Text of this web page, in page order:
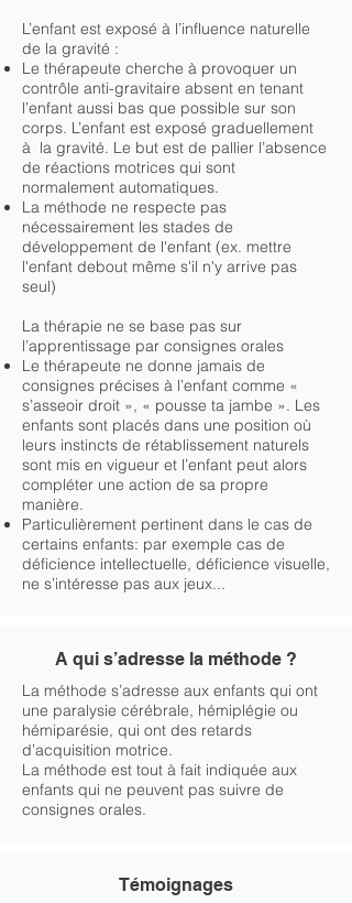
L’enfant est exposé à l’influence naturelle
de la gravité :
Le thérapeute cherche à provoquer un
contrôle anti-gravitaire absent en tenant
l’enfant aussi bas que possible sur son
corps. L’enfant est exposé graduellement
à la gravité. Le but est de pallier l’absence
de réactions motrices qui sont
normalement automatiques.
La méthode ne respecte pas
nécessairement les stades de
développement de l'enfant (ex. mettre
l'enfant debout même s'il n'y arrive pas
seul)
La thérapie ne se base pas sur
l’apprentissage par consignes orales
Le thérapeute ne donne jamais de
consignes précises à l’enfant comme «
s’asseoir droit », « pousse ta jambe ». Les
enfants sont placés dans une position où
leurs instincts de rétablissement naturels
sont mis en vigueur et l’enfant peut alors
compléter une action de sa propre
manière.
Particulièrement pertinent dans le cas de
certains enfants: par exemple cas de
déficience intellectuelle, déficience visuelle,
ne s’intéresse pas aux jeux...
A qui s’adresse la méthode ?
La méthode s’adresse aux enfants qui ont
une paralysie cérébrale, hémiplégie ou
hémiparésie, qui ont des retards
d’acquisition motrice.
La méthode est tout à fait indiquée aux
enfants qui ne peuvent pas suivre de
consignes orales.
Témoignages